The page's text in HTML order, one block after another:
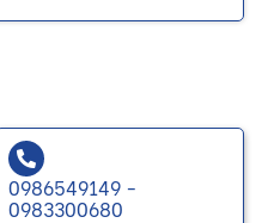
0986549149 -
0983300680